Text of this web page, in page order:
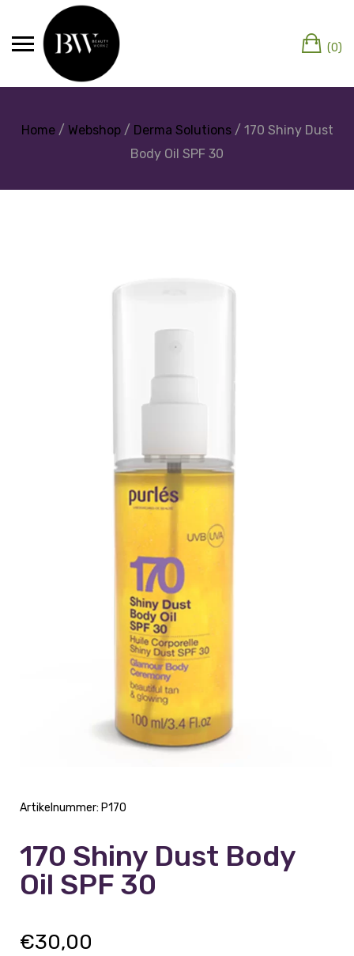
(0)
Home/ Webshop/ Derma Solutions/ 170 Shiny Dust
Body Oil SPF 30
Artikelnummer: P170
170 Shiny Dust Body
Oil SPF 30
€30,00